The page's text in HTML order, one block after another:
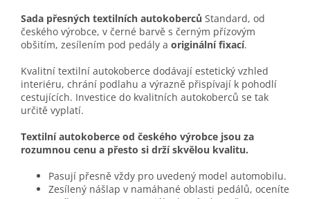
Sada přesných textilních autokoberců Standard, od
českého výrobce, v černé barvě s černým přízovým
obšitím, zesílením pod pedály a originální fixací.
Kvalitní textilní autokoberce dodávají estetický vzhled
interiéru, chrání podlahu a výrazně přispívají k pohodlí
cestujících. Investice do kvalitních autokoberců se tak
určitě vyplatí.
Textilní autokoberce od českého výrobce jsou za
rozumnou cenu a přesto si drží skvělou kvalitu.
Pasují přesně vždy pro uvedený model automobilu.
Zesílený nášlap v namáhané oblasti pedálů, oceníte